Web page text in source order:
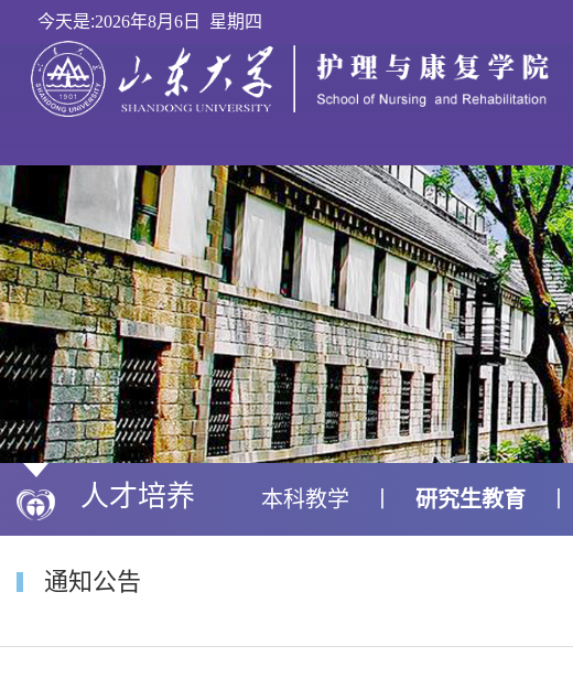
今天是:2026年8月6日 星期四
人才培养 本科教学 研究生教育
通知公告